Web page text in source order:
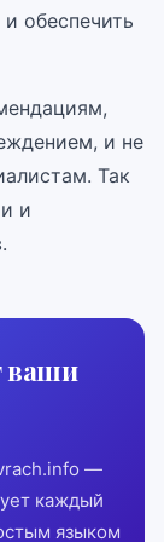
обеспечить
и не
Так
и
ваши
vrach.info —
каждый
языком